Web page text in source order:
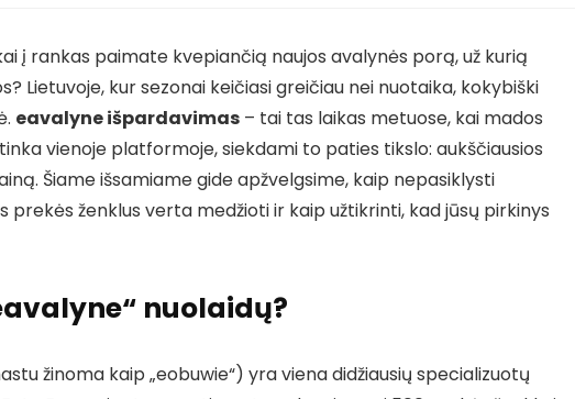
į rankas paimate kvepiančią naujos avalynės porą, už kurią
Lietuvoje, kur sezonai keičiasi greičiau nei nuotaika, kokybiški
eavalyne išpardavimas – tai tas laikas metuose, kai mados
vienoje platformoje, siekdami to paties tikslo: aukščiausios
Šiame išsamiame gide apžvelgsime, kaip nepasiklysti
prekės ženklus verta medžioti ir kaip užtikrinti, kad jūsų pirkinys
nuolaidų?
žinoma kaip „eobuwie“) yra viena didžiausių specializuotų